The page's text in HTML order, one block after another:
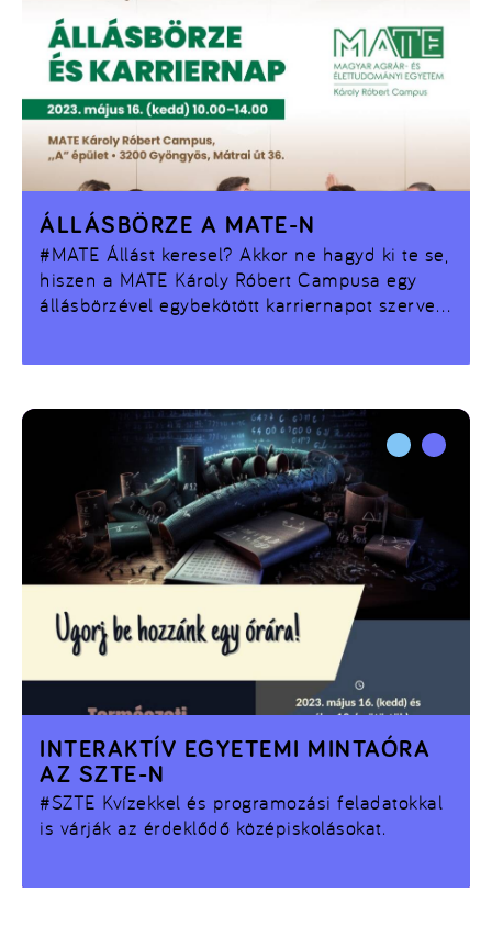
#MATE Állást keresel? Akkor ne hagyd ki te se,
hiszen a MATE Károly Róbert Campusa egy
állásbörzével egybekötött karriernapot szervez
ÁLLÁSBÖRZE A MATE-N
#SZTE Kvízekkel és programozási feladatokkal
is várják az érdeklődő középiskolásokat.
INTERAKTÍV EGYETEMI MINTAÓRA
AZ SZTE-N